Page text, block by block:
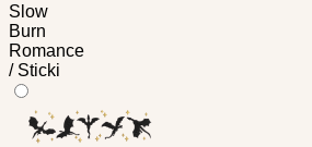
Slow
Burn
Romance
/ Sticki